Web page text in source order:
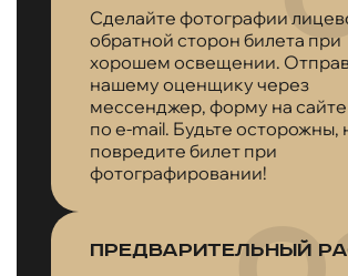
Сделайте фотографии
обратной сторон билета при
хорошем освещении.
нашему оценщику через
мессенджер, форму на
по e-mail. Будьте осторожны,
повредите билет при
фотографировании!
Предварительный